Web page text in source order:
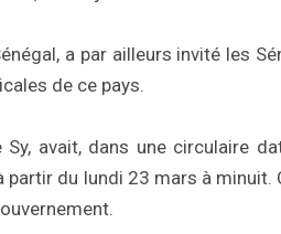
a par ailleurs invité les
de ce pays.
avait, dans une circulaire
du lundi 23 mars à minuit.